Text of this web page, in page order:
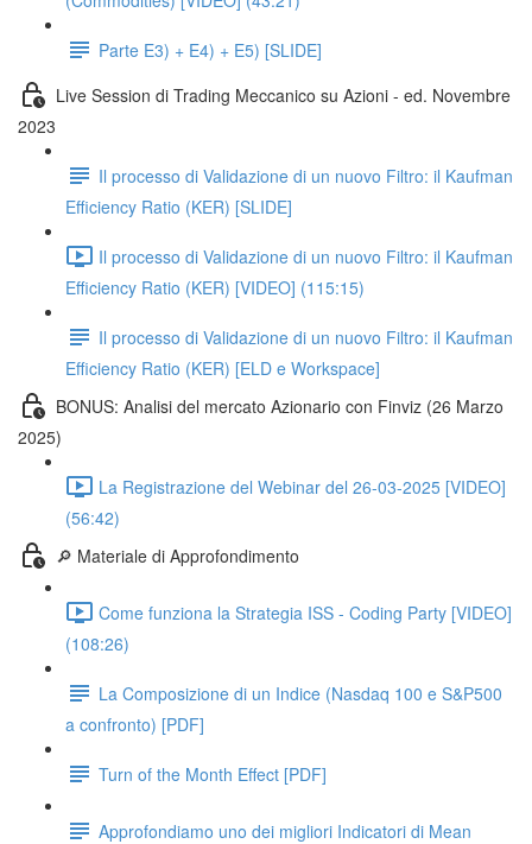
Parte E3) + E4) + E5) [SLIDE]
Live Session di Trading Meccanico su Azioni - ed. Novembre
2023
Il processo di Validazione di un nuovo Filtro: il Kaufman
Efficiency Ratio (KER) [SLIDE]
Il processo di Validazione di un nuovo Filtro: il Kaufman
Efficiency Ratio (KER) [VIDEO] (115:15)
Il processo di Validazione di un nuovo Filtro: il Kaufman
Efficiency Ratio (KER) [ELD e Workspace]
BONUS: Analisi del mercato Azionario con Finviz (26 Marzo
2025)
La Registrazione del Webinar del 26-03-2025 [VIDEO]
(56:42)
🔎 Materiale di Approfondimento
Come funziona la Strategia ISS - Coding Party [VIDEO]
(108:26)
La Composizione di un Indice (Nasdaq 100 e S&P500
a confronto) [PDF]
Turn of the Month Effect [PDF]
Approfondiamo uno dei migliori Indicatori di Mean